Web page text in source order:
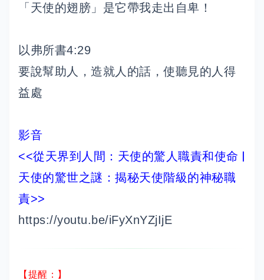
「天使的翅膀」是它帶我走出自卑！
以弗所書4:29
要說幫助人，造就人的話，使聽見的人得
益處
影音
<<從天界到人間：天使的驚人職責和使命 |
天使的驚世之謎：揭秘天使階級的神秘職
責>>
https://youtu.be/iFyXnYZjIjE
【提醒：】